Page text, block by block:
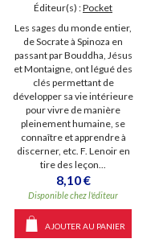
Éditeur(s) :Pocket
Les sages du monde entier,
de Socrate à Spinoza en
passant par Bouddha, Jésus
et Montaigne, ont légué des
clés permettant de
développer sa vie intérieure
pour vivre de manière
pleinement humaine, se
connaître et apprendre à
discerner, etc. F. Lenoir en
tire des leçon...
8,10 €
Disponible chez l'éditeur
AJOUTER AU PANIER